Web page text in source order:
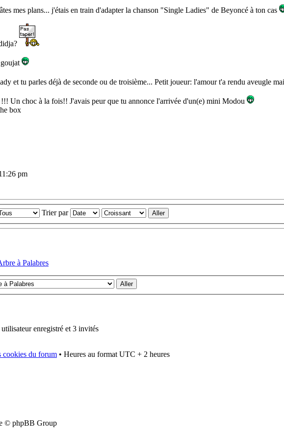
mes plans... j'étais en train d'adapter la chanson "Single Ladies" de Beyoncé à ton cas
et tu parles déjà de seconde ou de troisième... Petit joueur: l'amour t'a rendu aveugle
!!! Un choc à la fois!! J'avais peur que tu annonce l'arrivée d'un(e) mini Modou
box
pm
Trier par
à Palabres
enregistré et 3 invités
cookies du forum • Heures au format UTC + 2 heures
© phpBB Group